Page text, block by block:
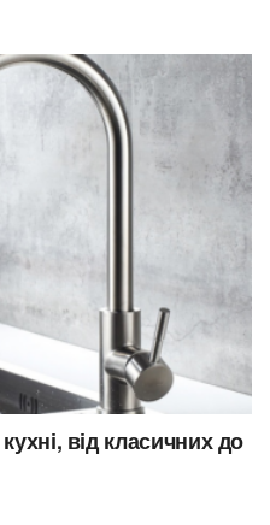
від класичних до